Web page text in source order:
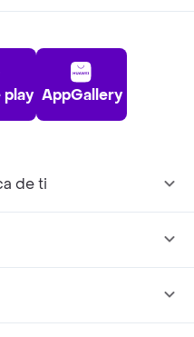
play AppGallery
de ti